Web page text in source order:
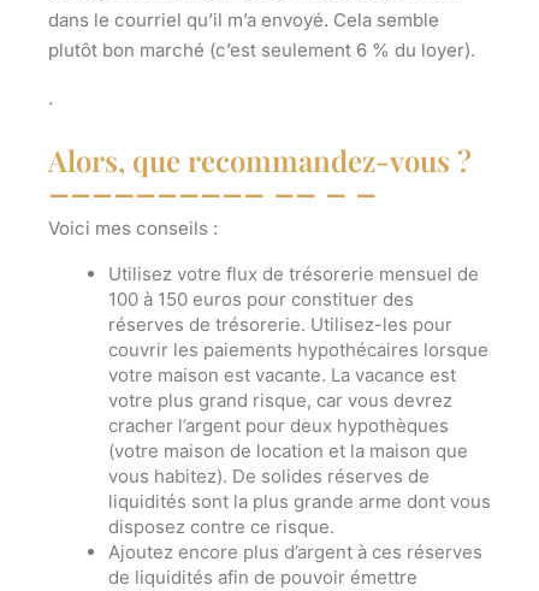
dans le courriel qu’il m’a envoyé. Cela semble
plutôt bon marché (c’est seulement 6 % du loyer).
.
Alors, que recommandez-vous ?
Voici mes conseils :
Utilisez votre flux de trésorerie mensuel de
100 à 150 euros pour constituer des
réserves de trésorerie. Utilisez-les pour
couvrir les paiements hypothécaires lorsque
votre maison est vacante. La vacance est
votre plus grand risque, car vous devrez
cracher l’argent pour deux hypothèques
(votre maison de location et la maison que
vous habitez). De solides réserves de
liquidités sont la plus grande arme dont vous
disposez contre ce risque.
Ajoutez encore plus d’argent à ces réserves
de liquidités afin de pouvoir émettre